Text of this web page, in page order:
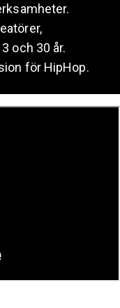
och 30 år.
för HipHop.